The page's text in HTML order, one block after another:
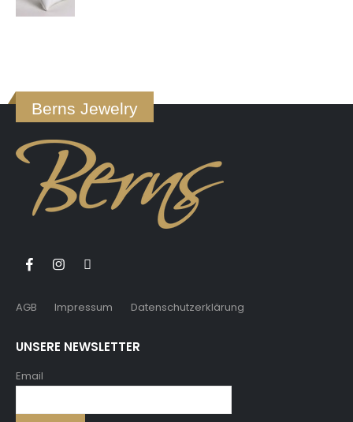
Berns Jewelry
AGB Impressum Datenschutzerklärung
UNSERE NEWSLETTER
Email